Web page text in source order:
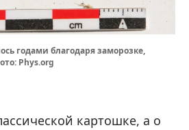
годами благодаря заморозке,
Phys.org
картошке, а о